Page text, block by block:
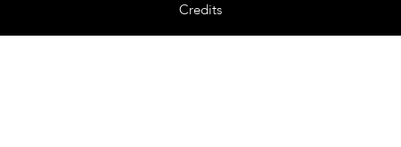
Credits